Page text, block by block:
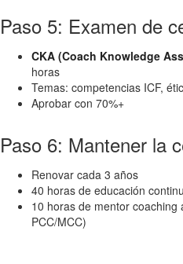
Paso 5: Examen de
CKA (Coach Knowledge
horas
Temas: competencias ICF,
Aprobar con 70%+
Paso 6: Mantener la
Renovar cada 3 años
40 horas de educación
10 horas de mentor
PCC/MCC)